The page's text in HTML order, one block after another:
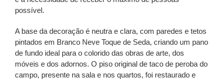
possível.
A base da decoração é neutra e clara, com paredes e tetos
pintados em Branco Neve Toque de Seda, criando um pano
de fundo ideal para o colorido das obras de arte, dos
móveis e dos adornos. O piso original de taco de peroba do
campo, presente na sala e nos quartos, foi restaurado e